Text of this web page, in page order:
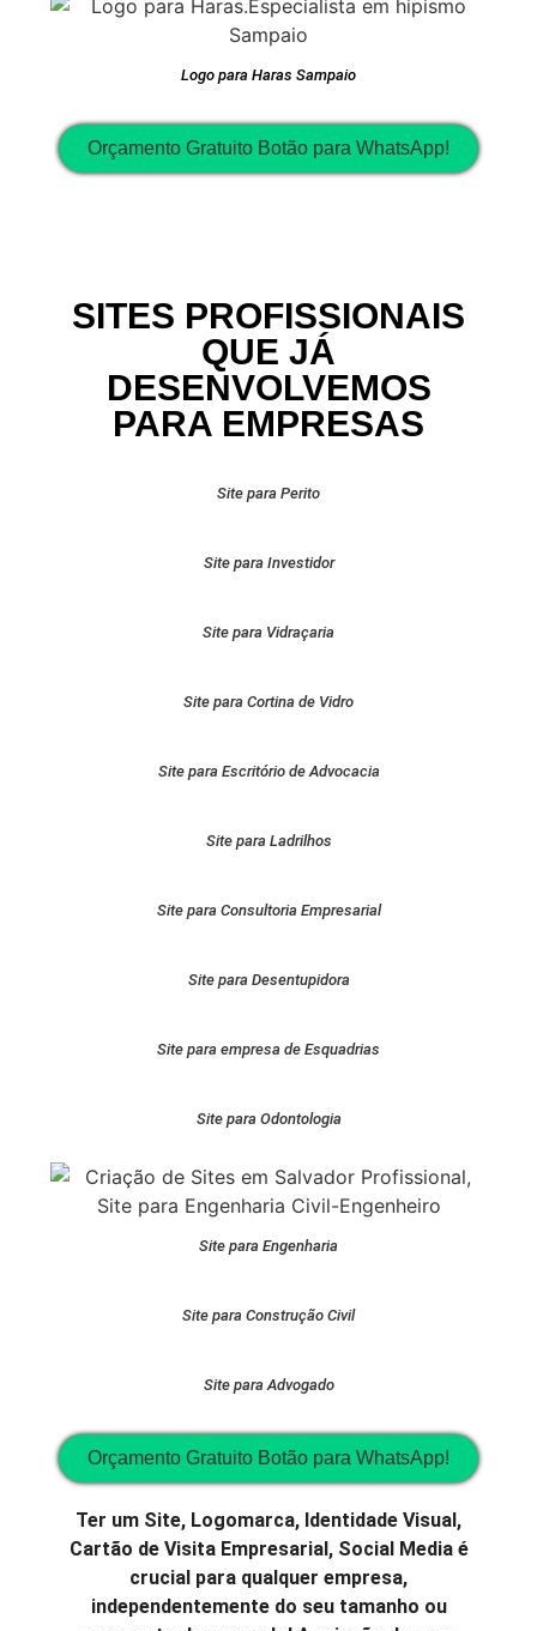
Logo para Haras Sampaio
Orçamento Gratuito Botão para WhatsApp!
SITES PROFISSIONAIS
QUE JÁ
DESENVOLVEMOS
PARA EMPRESAS
Site para Perito
Site para Investidor
Site para Vidraçaria
Site para Cortina de Vidro
Site para Escritório de Advocacia
Site para Ladrilhos
Site para Consultoria Empresarial
Site para Desentupidora
Site para empresa de Esquadrias
Site para Odontologia
Site para Engenharia
Site para Construção Civil
Site para Advogado
Orçamento Gratuito Botão para WhatsApp!
Ter um Site, Logomarca, Identidade Visual,
Cartão de Visita Empresarial, Social Media é
crucial para qualquer empresa,
independentemente do seu tamanho ou